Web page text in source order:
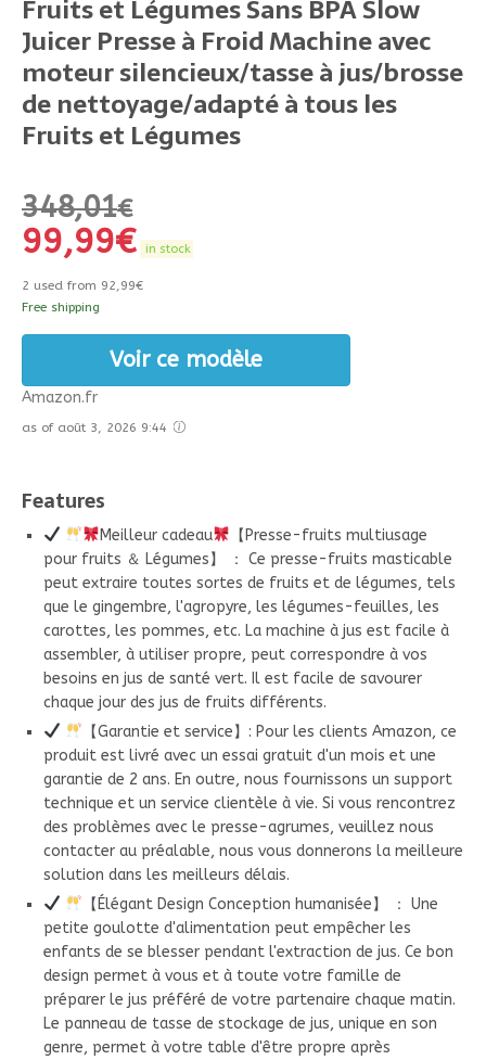
Fruits et Légumes Sans BPA Slow
Juicer Presse à Froid Machine avec
moteur silencieux/tasse à jus/brosse
de nettoyage/adapté à tous les
Fruits et Légumes
348,01€
99,99€ in stock
2 used from 92,99€
Free shipping
Voir ce modèle
Amazon.fr
as of août 3, 2026 9:44
Features
Meilleur cadeau
【Presse-fruits multiusage
pour fruits ＆ Légumes】 ： Ce presse-fruits masticable
peut extraire toutes sortes de fruits et de légumes, tels
que le gingembre, l'agropyre, les légumes-feuilles, les
carottes, les pommes, etc. La machine à jus est facile à
assembler, à utiliser propre, peut correspondre à vos
besoins en jus de santé vert. Il est facile de savourer
chaque jour des jus de fruits différents.
【Garantie et service】: Pour les clients Amazon, ce
produit est livré avec un essai gratuit d'un mois et une
garantie de 2 ans. En outre, nous fournissons un support
technique et un service clientèle à vie. Si vous rencontrez
des problèmes avec le presse-agrumes, veuillez nous
contacter au préalable, nous vous donnerons la meilleure
solution dans les meilleurs délais.
【Élégant Design Conception humanisée】 ： Une
petite goulotte d'alimentation peut empêcher les
enfants de se blesser pendant l'extraction de jus. Ce bon
design permet à vous et à toute votre famille de
préparer le jus préféré de votre partenaire chaque matin.
Le panneau de tasse de stockage de jus, unique en son
genre, permet à votre table d'être propre après